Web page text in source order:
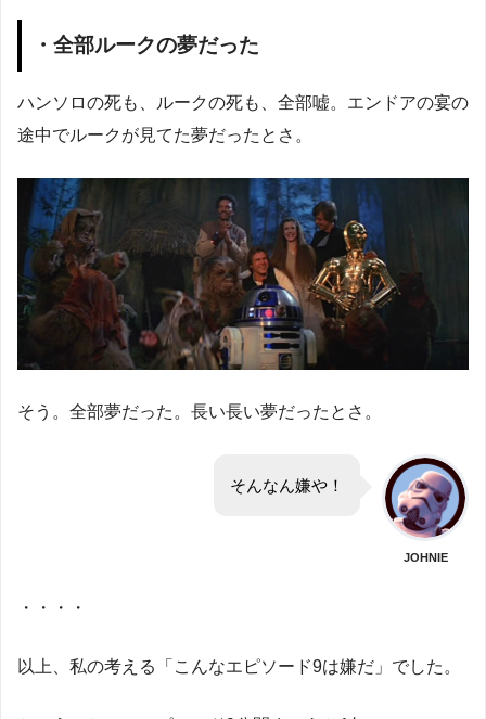
・全部ルークの夢だった
ハンソロの死も、ルークの死も、全部嘘。エンドアの宴の
途中でルークが見てた夢だったとさ。
そう。全部夢だった。長い長い夢だったとさ。
そんなん嫌や！
JOHNIE
・・・・
以上、私の考える「こんなエピソード9は嫌だ」でした。